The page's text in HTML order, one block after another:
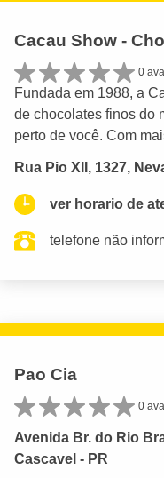
Cacau Show -
0
Fundada em 1988, a
de chocolates finos do
perto de você. Com
Rua Pio XII, 1327,
ver horario de
telefone não
Pao Cia
0
Avenida Br. do Rio
Cascavel - PR